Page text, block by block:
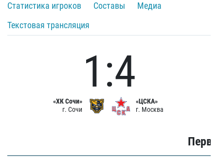
Статистика игроков
Составы
Медиа
Текстовая трансляция
«ХК Сочи»
г. Сочи
1:4
«ЦСКА»
г. Москва